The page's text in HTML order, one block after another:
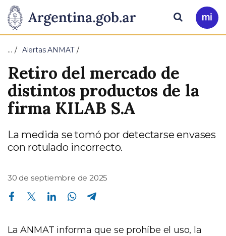
Presidencia
de
la
Nación
Pasar al contenido principal
Ir
a
Buscar
… Alertas ANMAT
Retiro del mercado de
distintos productos de la
firma KILAB S.A
La medida se tomó por detectarse envases
con rotulado incorrecto.
30 de septiembre de 2025
Compartir en Facebook Compartir en Twitter Compartir en Linkedin Compartir en Whatsapp
La ANMAT informa que se prohíbe el uso, la